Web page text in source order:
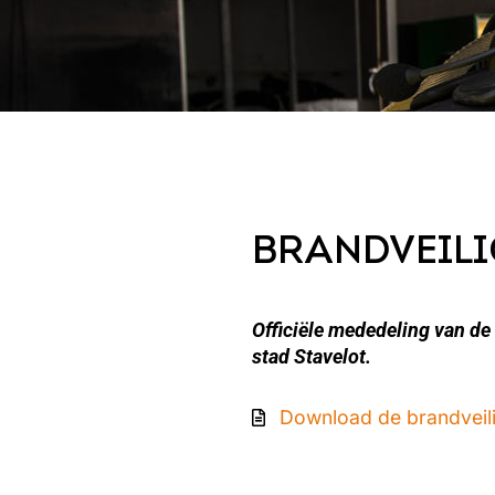
Officiële mededeling van
stad Stavelot.
Download de